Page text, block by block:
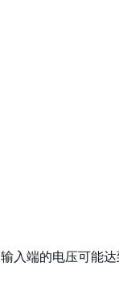
入端的电压可能